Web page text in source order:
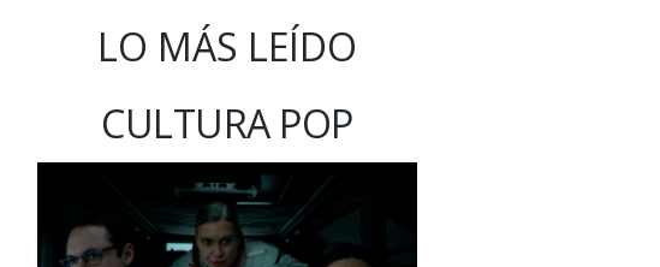
LO MÁS LEÍDO
CULTURA POP